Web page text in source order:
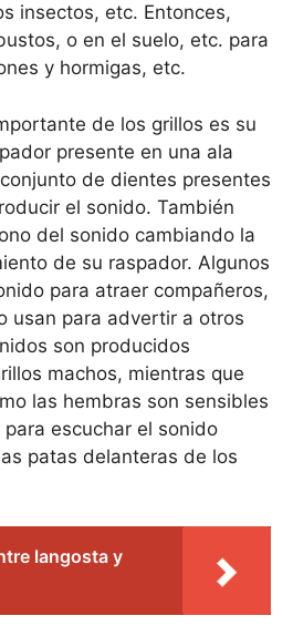
insectos, etc. Entonces,
o en el suelo, etc. para
y hormigas, etc.
de los grillos es su
presente en una ala
de dientes presentes
el sonido. También
del sonido cambiando la
de su raspador. Algunos
para atraer compañeros,
usan para advertir a otros
son producidos
machos, mientras que
las hembras son sensibles
escuchar el sonido
patas delanteras de los
langosta y